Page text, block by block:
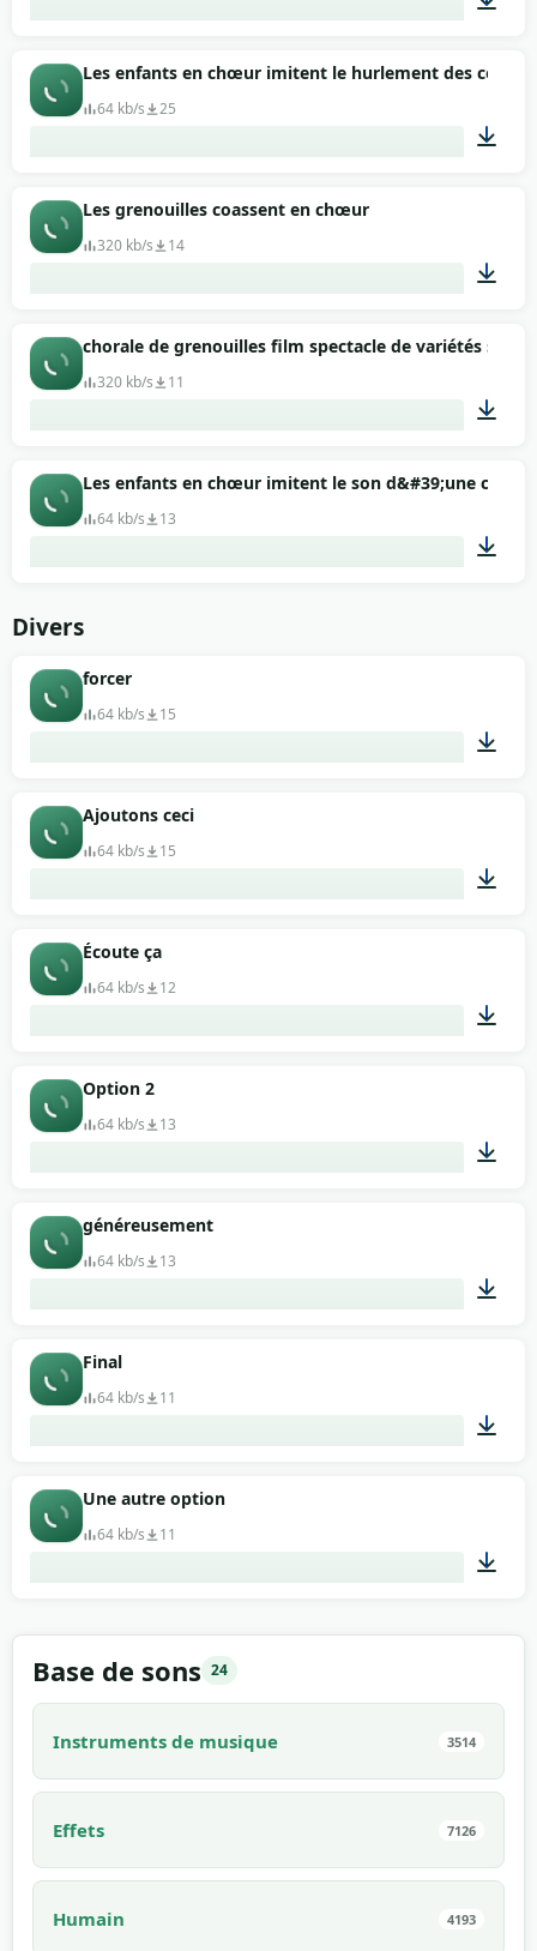
00:03
Les enfants en chœur imitent le hurlement des
64 kb/s 25
Les grenouilles coassent en chœur
320 kb/s 14
00:31
chorale de grenouilles film spectacle de variétés son
320 kb/s 11
00:04
Les enfants en chœur imitent le son d&#39;une
64 kb/s 13
Divers
forcer
64 kb/s 15
Ajoutons ceci
64 kb/s 15
Écoute ça
64 kb/s 12
Option 2
64 kb/s 13
généreusement
64 kb/s 13
Final
64 kb/s 11
Une autre option
64 kb/s 11
Base de sons 24
Instruments de musique 3514
Effets 7126
Humain 4193